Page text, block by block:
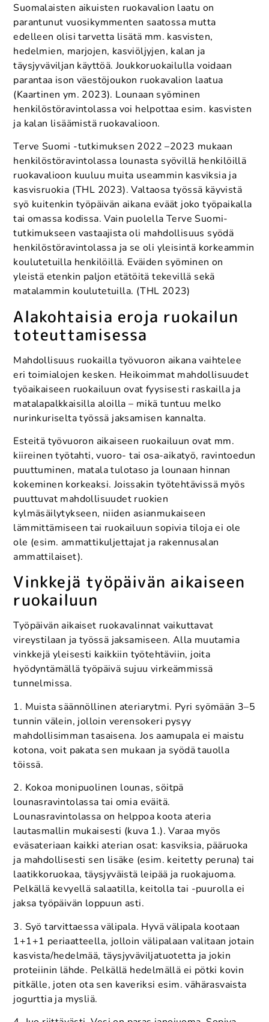
Suomalaisten aikuisten ruokavalion laatu on
parantunut vuosikymmenten saatossa mutta
edelleen olisi tarvetta lisätä mm. kasvisten,
hedelmien, marjojen, kasviöljyjen, kalan ja
täysjyväviljan käyttöä. Joukkoruokailulla voidaan
parantaa ison väestöjoukon ruokavalion laatua
(Kaartinen ym. 2023). Lounaan syöminen
henkilöstöravintolassa voi helpottaa esim. kasvisten
ja kalan lisäämistä ruokavalioon.
Terve Suomi -tutkimuksen 2022 –2023 mukaan
henkilöstöravintolassa lounasta syövillä henkilöillä
ruokavalioon kuuluu muita useammin kasviksia ja
kasvisruokia (THL 2023). Valtaosa työssä käyvistä
syö kuitenkin työpäivän aikana eväät joko työpaikalla
tai omassa kodissa. Vain puolella Terve Suomi-
tutkimukseen vastaajista oli mahdollisuus syödä
henkilöstöravintolassa ja se oli yleisintä korkeammin
koulutetuilla henkilöillä. Eväiden syöminen on
yleistä etenkin paljon etätöitä tekevillä sekä
matalammin koulutetuilla. (THL 2023)
Alakohtaisia eroja ruokailun
toteuttamisessa
Mahdollisuus ruokailla työvuoron aikana vaihtelee
eri toimialojen kesken. Heikoimmat mahdollisuudet
työaikaiseen ruokailuun ovat fyysisesti raskailla ja
matalapalkkaisilla aloilla – mikä tuntuu melko
nurinkuriselta työssä jaksamisen kannalta.
Esteitä työvuoron aikaiseen ruokailuun ovat mm.
kiireinen työtahti, vuoro- tai osa-aikatyö, ravintoedun
puuttuminen, matala tulotaso ja lounaan hinnan
kokeminen korkeaksi. Joissakin työtehtävissä myös
puuttuvat mahdollisuudet ruokien
kylmäsäilytykseen, niiden asianmukaiseen
lämmittämiseen tai ruokailuun sopivia tiloja ei ole
ole (esim. ammattikuljettajat ja rakennusalan
ammattilaiset).
Vinkkejä työpäivän aikaiseen
ruokailuun
Työpäivän aikaiset ruokavalinnat vaikuttavat
vireystilaan ja työssä jaksamiseen. Alla muutamia
vinkkejä yleisesti kaikkiin työtehtäviin, joita
hyödyntämällä työpäivä sujuu virkeämmissä
tunnelmissa.
1. Muista säännöllinen ateriarytmi. Pyri syömään 3–5
tunnin välein, jolloin verensokeri pysyy
mahdollisimman tasaisena. Jos aamupala ei maistu
kotona, voit pakata sen mukaan ja syödä tauolla
töissä.
2. Kokoa monipuolinen lounas, söitpä
lounasravintolassa tai omia eväitä.
Lounasravintolassa on helppoa koota ateria
lautasmallin mukaisesti (kuva 1.). Varaa myös
eväsateriaan kaikki aterian osat: kasviksia, pääruoka
ja mahdollisesti sen lisäke (esim. keitetty peruna) tai
laatikkoruokaa, täysjyväistä leipää ja ruokajuoma.
Pelkällä kevyellä salaatilla, keitolla tai -puurolla ei
jaksa työpäivän loppuun asti.
3. Syö tarvittaessa välipala. Hyvä välipala kootaan
1+1+1 periaatteella, jolloin välipalaan valitaan jotain
kasvista/hedelmää, täysjyväviljatuotetta ja jokin
proteiinin lähde. Pelkällä hedelmällä ei pötki kovin
pitkälle, joten ota sen kaveriksi esim. vähärasvaista
jogurttia ja mysliä.